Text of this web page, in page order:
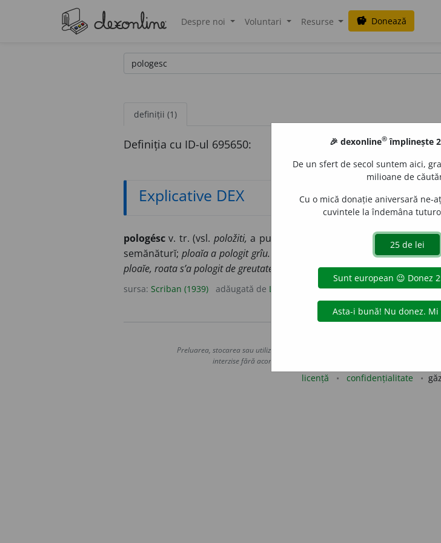
Despre noi Voluntari Resurse savings Donează
definiții (1)
Definiția cu ID-ul 695650:
Explicative DEX
pologésc v. tr. (vsl. položiti, a pune, a depune. V. polog, polojesc,
semănăturĭ; ploaĭa a pologit grîu. Strîmb, plec la o parte de greutate:
ploaĭe, roata s’a pologit de greutate.
sursa: Scriban (1939) adăugată de LauraGellner acțiuni
Preluarea, stocarea sau utilizarea datelor de pe acest site, inclusiv prin orice
interzise fără acordul nostru prealabil scris, cu excepția seturilor de
licență confidențialitate
🎉 dexonline® împlinește
De un sfert de secol suntem aici,
milioane de
Cu o mică donație aniversară ne-
cuvintele la îndemâna